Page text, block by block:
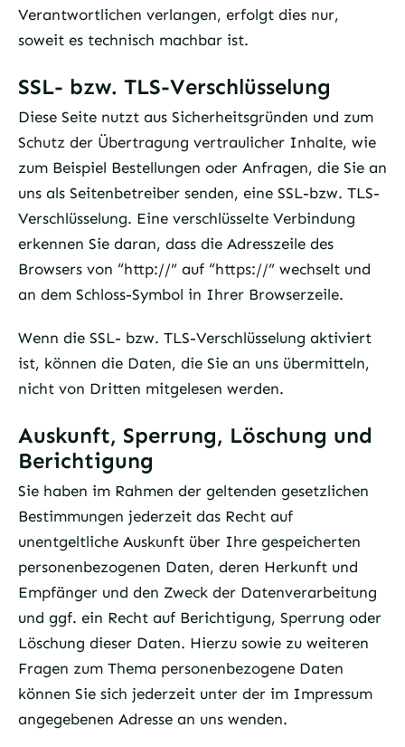
Verantwortlichen verlangen, erfolgt dies nur,
soweit es technisch machbar ist.
SSL- bzw. TLS-Verschlüsselung
Diese Seite nutzt aus Sicherheitsgründen und zum
Schutz der Übertragung vertraulicher Inhalte, wie
zum Beispiel Bestellungen oder Anfragen, die Sie an
uns als Seitenbetreiber senden, eine SSL-bzw. TLS-
Verschlüsselung. Eine verschlüsselte Verbindung
erkennen Sie daran, dass die Adresszeile des
Browsers von “http://” auf “https://” wechselt und
an dem Schloss-Symbol in Ihrer Browserzeile.
Wenn die SSL- bzw. TLS-Verschlüsselung aktiviert
ist, können die Daten, die Sie an uns übermitteln,
nicht von Dritten mitgelesen werden.
Auskunft, Sperrung, Löschung und
Berichtigung
Sie haben im Rahmen der geltenden gesetzlichen
Bestimmungen jederzeit das Recht auf
unentgeltliche Auskunft über Ihre gespeicherten
personenbezogenen Daten, deren Herkunft und
Empfänger und den Zweck der Datenverarbeitung
und ggf. ein Recht auf Berichtigung, Sperrung oder
Löschung dieser Daten. Hierzu sowie zu weiteren
Fragen zum Thema personenbezogene Daten
können Sie sich jederzeit unter der im Impressum
angegebenen Adresse an uns wenden.